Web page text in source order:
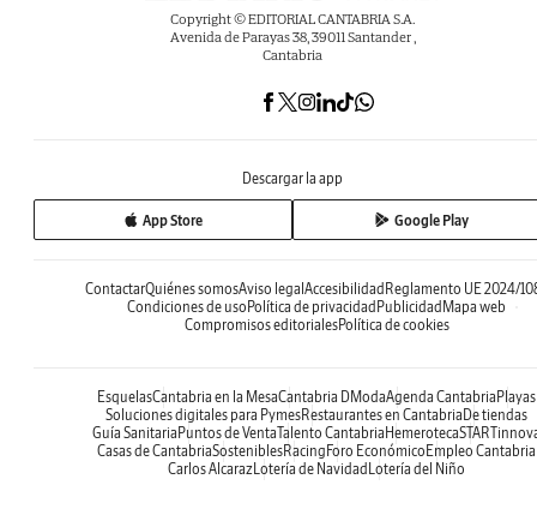
Copyright © EDITORIAL CANTABRIA S.A.
Avenida de Parayas 38, 39011 Santander ,
Cantabria
Descargar la app
App Store Google Play
ContactarQuiénes somosAviso legal Accesibilidad Reglamento UE 2024/
Condiciones de uso Política de privacidad Publicidad Mapa web
Compromisos editorialesPolítica de cookies
EsquelasCantabria en la MesaCantabria DModaAgenda Cantabria Playas
Soluciones digitales para PymesRestaurantes en Cantabria De tiendas
Guía Sanitaria Puntos de VentaTalento Cantabria Hemeroteca
Casas de CantabriaSosteniblesRacing Foro Económico Empleo Cantabria
Carlos AlcarazLotería de Navidad Lotería del Niño